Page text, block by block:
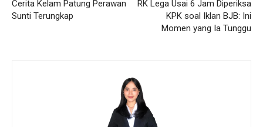
Cerita Kelam Patung Perawan
Sunti Terungkap
RK Lega Usai 6 Jam Diperiksa
KPK soal Iklan BJB: Ini
Momen yang Ia Tunggu